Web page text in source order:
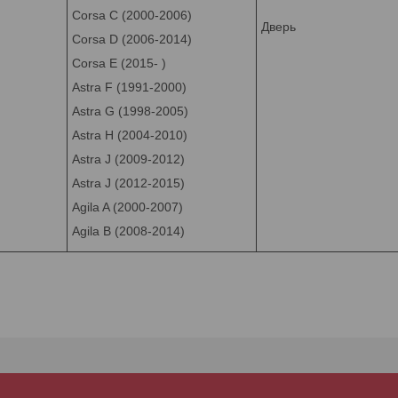
Corsa C (2000-2006)
Corsa D (2006-2014)
Corsa E (2015- )
Astra F (1991-2000)
Astra G (1998-2005)
Astra H (2004-2010)
Astra J (2009-2012)
Astra J (2012-2015)
Agila A (2000-2007)
Agila B (2008-2014)
Дверь